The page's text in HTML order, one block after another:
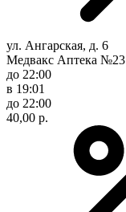
ул. Ангарская, д. 6
Медвакс Аптека №23
до 22:00
в 19:01
до 22:00
40,00 р.